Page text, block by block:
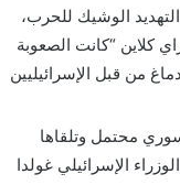
الوشيك للحرب،
كلاين “كانت الصعوبة
من قبل الإسرائيليين
محتمل وتلقاها
الإسرائيلي غولدا